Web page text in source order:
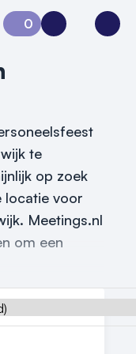
0
Aanvraag 0Inloggen
te
op zoek
locatie voor
Meetings.nl
om een